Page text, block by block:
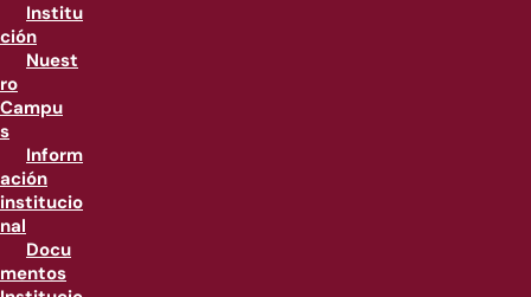
Institu
ción
Nuest
ro
Campu
s
Inform
ación
institucio
nal
Docu
mentos